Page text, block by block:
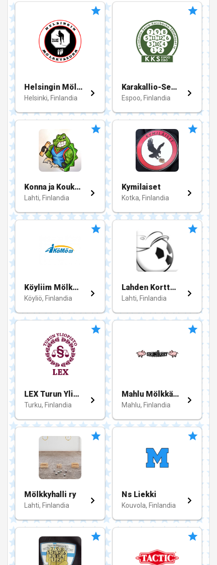
Helsingin Mölkkyseura - HMS ry
Helsinki, Finlandia
Karakallio-Seura
Espoo, Finlandia
Konna ja Koukku
Lahti, Finlandia
Kymilaiset
Kotka, Finlandia
Köyliim Mölkky 03
Köyliö, Finlandia
Lahden Kortteliliiga
Lahti, Finlandia
LEX Turun Yliopisto
Turku, Finlandia
Mahlu Mölkkääjät
Mahlu, Finlandia
Mölkkyhalli ry
Lahti, Finlandia
Ns Liekki
Kouvola, Finlandia